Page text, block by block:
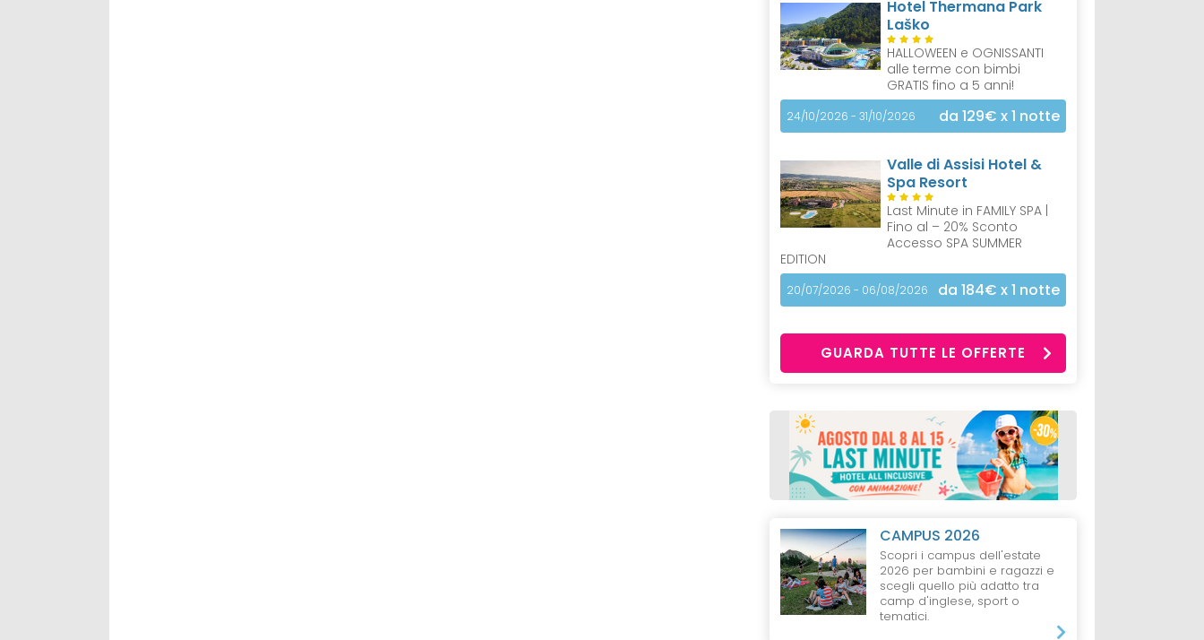
Hotel Thermana Park
Laško
HALLOWEEN e OGNISSANTI
alle terme con bimbi
GRATIS fino a 5 anni!
24/10/2026 - 31/10/2026 da 129€ x 1 notte
Valle di Assisi Hotel &
Spa Resort
Last Minute in FAMILY SPA |
Fino al – 20% Sconto
Accesso SPA SUMMER
EDITION
20/07/2026 - 06/08/2026 da 184€ x 1 notte
GUARDA TUTTE LE OFFERTE
CAMPUS 2026
Scopri i campus dell'estate
2026 per bambini e ragazzi e
scegli quello più adatto tra
camp d'inglese, sport o
tematici.